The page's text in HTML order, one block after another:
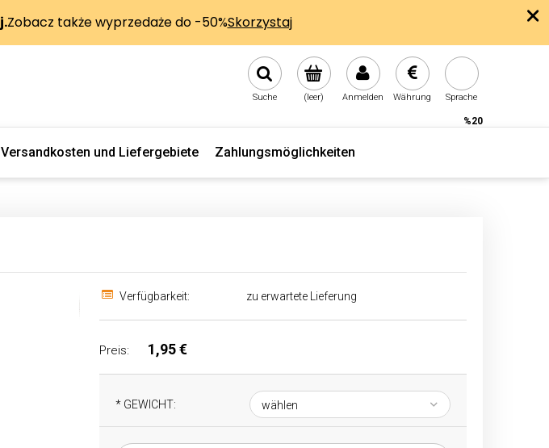
(leer) Anmelden
Suche Währung Sprache
%20
Versandkosten und Liefergebiete Zahlungsmöglichkeiten
Verfügbarkeit: zu erwartete Lieferung
Preis: 1,95 €
* GEWICHT: